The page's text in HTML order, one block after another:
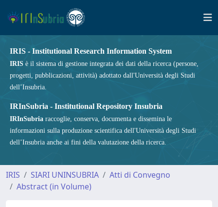
IRIS - Institutional Research Information System
IRIS è il sistema di gestione integrata dei dati della ricerca (persone,
progetti, pubblicazioni, attività) adottato dall'Università degli Studi
dell’Insubria.
IRInSubria - Institutional Repository Insubria
IRInSubria raccoglie, conserva, documenta e dissemina le
informazioni sulla produzione scientifica dell'Università degli Studi
dell’Insubria anche ai fini della valutazione della ricerca.
IRIS SIARI UNINSUBRIA
Atti di Convegno
Abstract (in Volume)